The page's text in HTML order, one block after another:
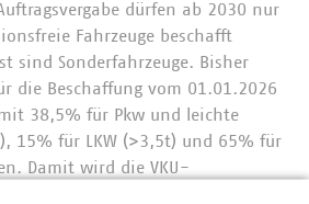
dürfen ab 2030 nur
Fahrzeuge beschafft
sind Sonderfahrzeuge. Bisher
die Beschaffung vom 01.01.2026
38,5% für Pkw und leichte
15% für LKW (>3,5t) und 65% für
Damit wird die VKU-